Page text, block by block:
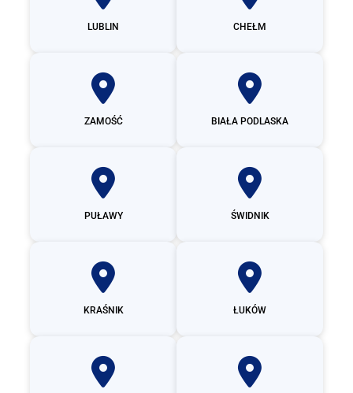
LUBLIN CHEŁM
ZAMOŚĆ BIAŁA PODLASKA
PUŁAWY ŚWIDNIK
KRAŚNIK ŁUKÓW